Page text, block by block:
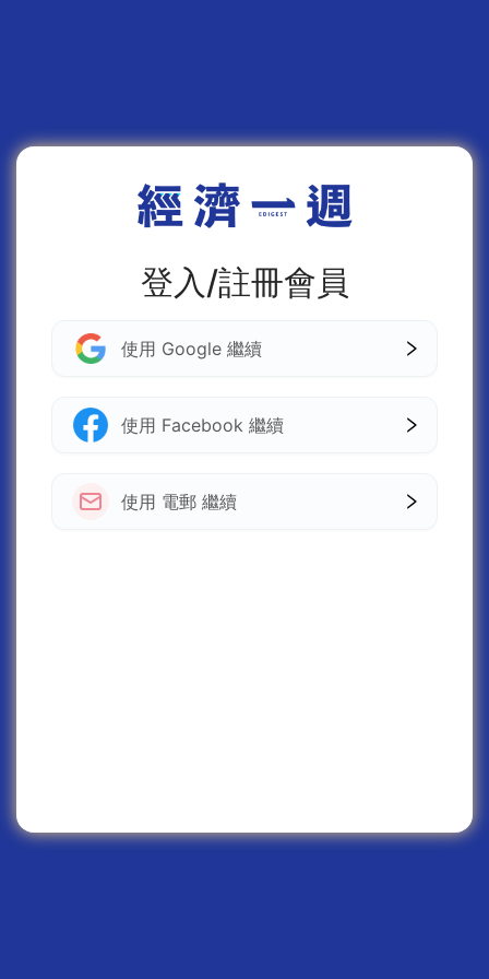
登入/註冊會員
使用 Google 繼續
使用 Facebook 繼續
使用 電郵 繼續